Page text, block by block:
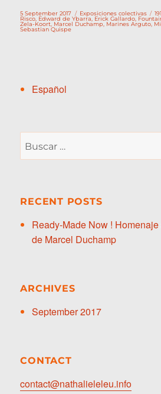
Publicado
el
5 September 2017 Categorías
Exposiciones colectivas
Risco Edward de Ybarra Erick Gallardo
Zela-Koort Marcel Duchamp Marines Arguto
Sebastian Quispe
Español
por:
RECENT POSTS
Ready-Made Now ! Homenaje
de Marcel Duchamp
ARCHIVES
September 2017
CONTACT
contact@nathalieleleu.info